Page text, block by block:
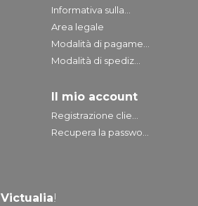
Informativa sulla...
Area legale
Modalità di pagame...
Modalità di spediz...
Il mio account
Registrazione clie...
Recupera la passwo...
Victualia!